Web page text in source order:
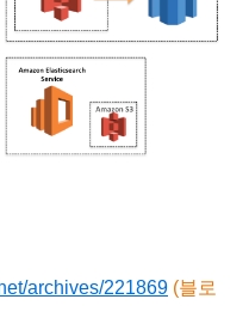
archives/221869 (블로